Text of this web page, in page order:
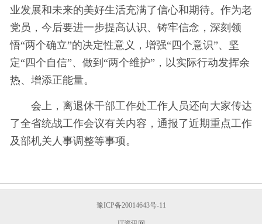
业发展和未来的美好生活充满了信心和期待。作为老
党员，今后要进一步提高认识、铸牢信念，深刻领
悟“两个确立”的决定性意义，增强“四个意识”、坚
定“四个自信”、做到“两个维护”，以实际行动发挥余
热、增添正能量。
会上，离退休干部工作处工作人员还向大家传达
了全省统战工作会议有关内容，通报了近期重点工作
及部机关人事调整等事项。
豫ICP备20014643号-11